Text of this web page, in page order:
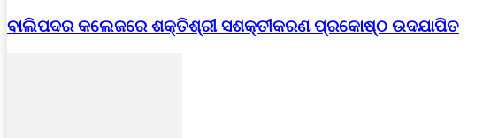
ବାଲିପଦର କଲେଜରେ ଶକ୍ତିଶ୍ରୀ ସଶକ୍ତୀକରଣ ପ୍ରକୋଷ୍ଠ ଉଦଯାପିତ